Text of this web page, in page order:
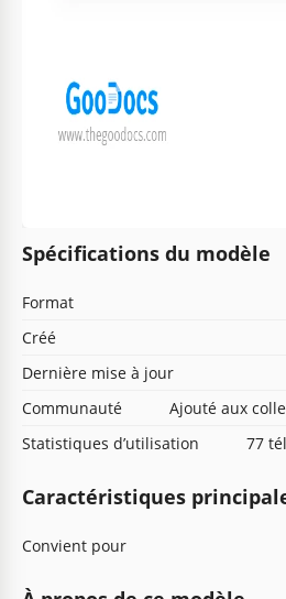
Spécifications du modèle
Format
Créé
Dernière mise à jour
Communauté
Ajouté aux
Statistiques d’utilisation
77
Caractéristiques
Convient pour